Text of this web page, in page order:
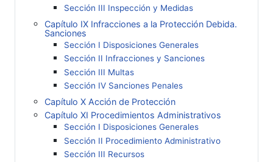
Sección III Inspección y Medidas
Capítulo IX Infracciones a la Protección Debida.
Sanciones
Sección I Disposiciones Generales
Sección II Infracciones y Sanciones
Sección III Multas
Sección IV Sanciones Penales
Capítulo X Acción de Protección
Capítulo XI Procedimientos Administrativos
Sección I Disposiciones Generales
Sección II Procedimiento Administrativo
Sección III Recursos